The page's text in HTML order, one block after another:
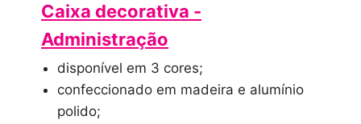
Caixa decorativa -
Administração
disponível em 3 cores;
confeccionado em madeira e alumínio
polido;